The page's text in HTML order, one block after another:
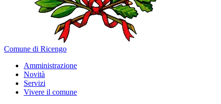
Comune di Ricengo
Amministrazione
Novità
Servizi
Vivere il comune